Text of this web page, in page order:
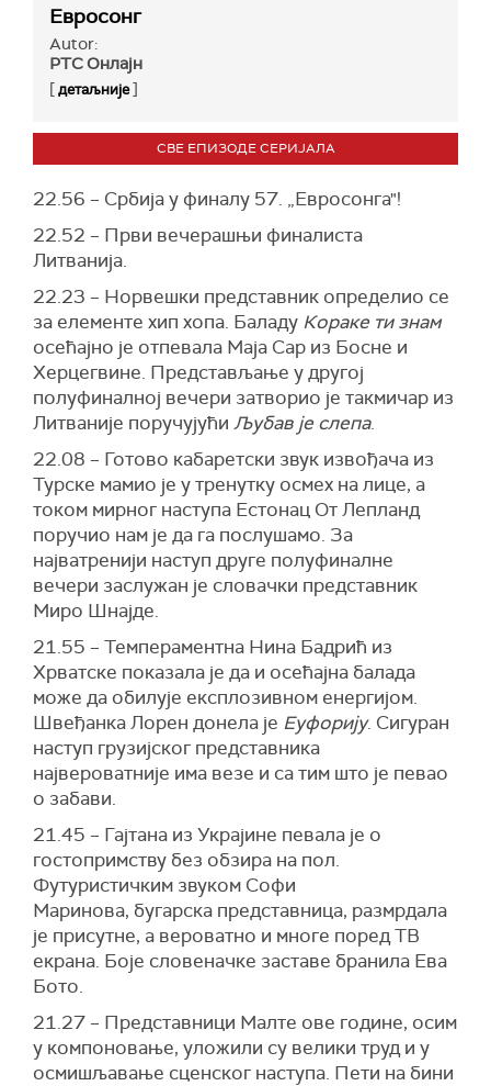
Евросонг
Autor:
РТС Онлајн
[детаљније]
СВЕ ЕПИЗОДЕ СЕРИЈАЛА
22.56 – Србија у финалу 57. „Евросонга"!
22.52 – Први вечерашњи финалиста
Литванија.
22.23 – Норвешки представник определио се
за елементе хип хопа. Баладу Кораке ти знам
осећајно је отпевала Маја Сар из Босне и
Херцегвине. Представљање у другој
полуфиналној вечери затворио је такмичар из
Литваније поручујући Љубав је слепа.
22.08 – Готово кабаретски звук извођача из
Турске мамио је у тренутку осмех на лице, а
током мирног наступа Естонац От Лепланд
поручио нам је да га послушамо. За
најватренији наступ друге полуфиналне
вечери заслужан је словачки представник
Миро Шнајде.
21.55 – Темпераментна Нина Бадрић из
Хрватске показала је да и осећајна балада
може да обилује експлозивном енергијом.
Швеђанка Лорен донела је Еуфорију. Сигуран
наступ грузијског представника
највероватније има везе и са тим што је певао
о забави.
21.45 – Гајтана из Украјине певала је о
гостопримству без обзира на пол.
Футуристичким звуком Софи
Маринова, бугарска представница, размрдала
је присутне, а вероватно и многе поред ТВ
екрана. Боје словеначке заставе бранила Ева
Бото.
21.27 – Представници Малте ове године, осим
у компоновање, уложили су велики труд и у
осмишљавање сценског наступа. Пети на бини